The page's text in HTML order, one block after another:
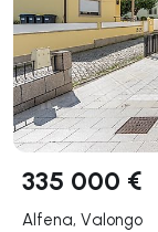
335 000 €
Alfena, Valongo